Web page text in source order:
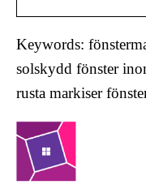
Keywords:
solskydd fönster
rusta markiser